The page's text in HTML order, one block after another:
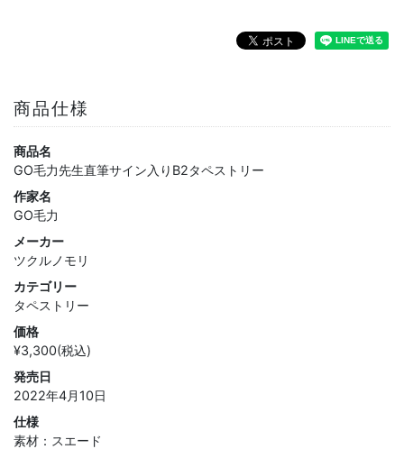
商品仕様
商品名
GO毛力先生直筆サイン入りB2タペストリー
作家名
GO毛力
メーカー
ツクルノモリ
カテゴリー
タペストリー
価格
¥3,300(税込)
発売日
2022年4月10日
仕様
素材：スエード